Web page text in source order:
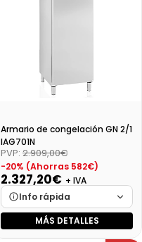
Armario de congelación GN 2/1
IAG701N
PVP: 2.909,00€
-20% (Ahorras 582€)
2.327,20€ + IVA
Info rápida
Marca
Cargando…
MÁS DETALLES